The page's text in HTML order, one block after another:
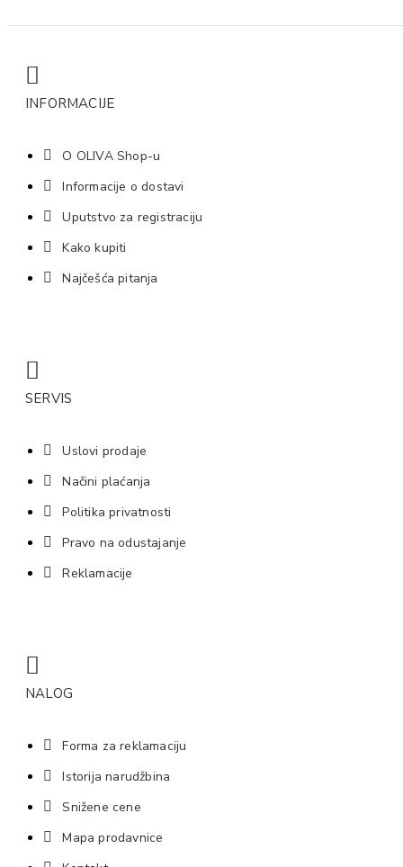
INFORMACIJE
O OLIVA Shop-u
Informacije o dostavi
Uputstvo za registraciju
Kako kupiti
Najčešća pitanja
SERVIS
Uslovi prodaje
Načini plaćanja
Politika privatnosti
Pravo na odustajanje
Reklamacije
NALOG
Forma za reklamaciju
Istorija narudžbina
Snižene cene
Mapa prodavnice